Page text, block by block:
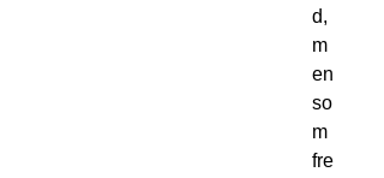
d,
m
en
so
m
fre